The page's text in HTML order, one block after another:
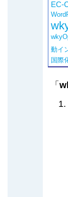
EC-
動イ
国際
「